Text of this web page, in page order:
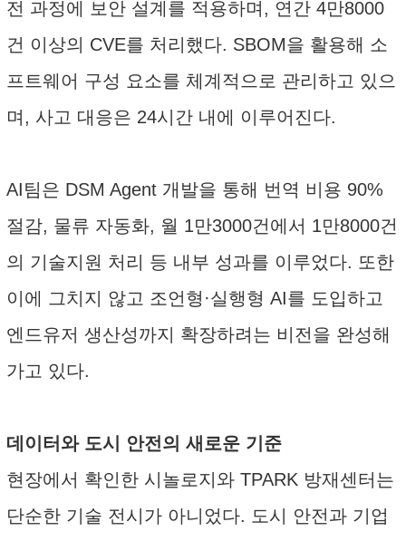
전 과정에 보안 설계를 적용하며, 연간 4만8000
건 이상의 CVE를 처리했다. SBOM을 활용해 소
프트웨어 구성 요소를 체계적으로 관리하고 있으
며, 사고 대응은 24시간 내에 이루어진다.
AI팀은 DSM Agent 개발을 통해 번역 비용 90%
절감, 물류 자동화, 월 1만3000건에서 1만8000건
의 기술지원 처리 등 내부 성과를 이루었다. 또한
이에 그치지 않고 조언형·실행형 AI를 도입하고
엔드유저 생산성까지 확장하려는 비전을 완성해
가고 있다.
데이터와 도시 안전의 새로운 기준
현장에서 확인한 시놀로지와 TPARK 방재센터는
단순한 기술 전시가 아니었다. 도시 안전과 기업